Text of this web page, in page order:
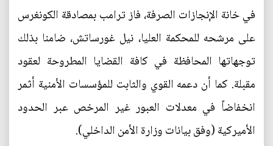
في خانة الإنجازات الصرفة، فاز ترامب بمصادقة الكونغرس
على مرشحه للمحكمة العليا، نيل غورساتش، ضامنا بذلك
توجهاتها المحافظة في كافة القضايا المطروحة لعقود
مقبلة. كما أن دعمه القوي والثابت للمؤسسات الأمنية أثمر
انخفاضاً في معدلات العبور غير المرخص عبر الحدود
الأميركية (وفق بيانات وزارة الأمن الداخلي).